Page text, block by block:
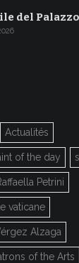
del
Actualités
of the day
Petrini
vaticane
Alzaga
of the Arts